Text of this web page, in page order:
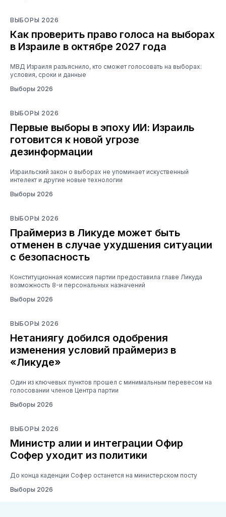
ВЫБОРЫ 2026
Как проверить право голоса на выборах
в Израиле в октябре 2027 года
МВД Израиля разъяснило, кто сможет голосовать на выборах:
условия, сроки и данные
Выборы 2026
ВЫБОРЫ 2026
Первые выборы в эпоху ИИ: Израиль
готовится к новой угрозе
дезинформации
Израильский закон о выборах не упоминает искуственный
интелект и другие новые технологии
Выборы 2026
ВЫБОРЫ 2026
Праймериз в Ликуде может быть
отменен в случае ухудшения ситуации
с безопасность
Конституционная комиссия партии предоставила главе Ликуда
возможность 8-и персональных назначений
Выборы 2026
ВЫБОРЫ 2026
Нетаниягу добился одобрения
изменения условий праймериз в
«Ликуде»
Один из ключевых пунктов прошел с минимальным перевесом на
голосовании членов Центра партии
Выборы 2026
ВЫБОРЫ 2026
Министр алии и интеграции Офир
Софер уходит из политики
До конца каденции Софер останется на министерском посту
Выборы 2026